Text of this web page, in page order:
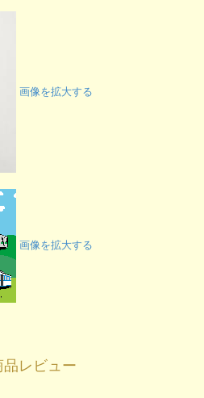
画像を拡大する
画像を拡大する
レビュー